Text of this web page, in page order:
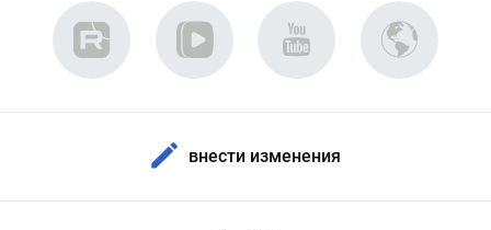
внести изменения